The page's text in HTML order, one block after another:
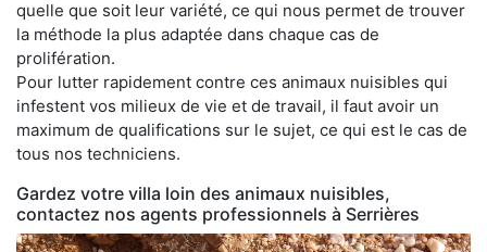
quelle que soit leur variété, ce qui nous permet de trouver
la méthode la plus adaptée dans chaque cas de
prolifération.
Pour lutter rapidement contre ces animaux nuisibles qui
infestent vos milieux de vie et de travail, il faut avoir un
maximum de qualifications sur le sujet, ce qui est le cas de
tous nos techniciens.
Gardez votre villa loin des animaux nuisibles,
contactez nos agents professionnels à Serrières